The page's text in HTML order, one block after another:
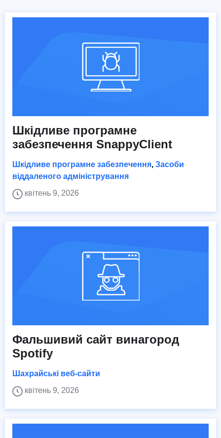
Шкідливе програмне
забезпечення SnappyClient
Шкідливе програмне забезпечення, Засоби
віддаленого адміністрування
квітень 9, 2026
Фальшивий сайт винагород
Spotify
Шахрайські веб-сайти
квітень 9, 2026